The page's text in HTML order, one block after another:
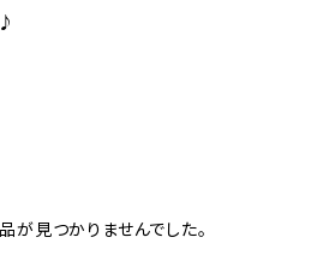
中♪
が見つかりませんでした。